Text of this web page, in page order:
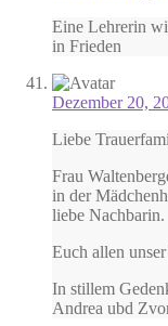
Eine Lehrerin
in Frieden
Dezember 20,
Liebe
Frau
in der
liebe Nachbarin.
Euch allen
In stillem
Andrea ubd